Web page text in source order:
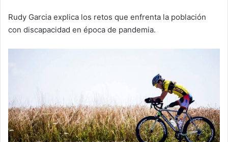
Rudy Garcia explica los retos que enfrenta la población
con discapacidad en época de pandemia.